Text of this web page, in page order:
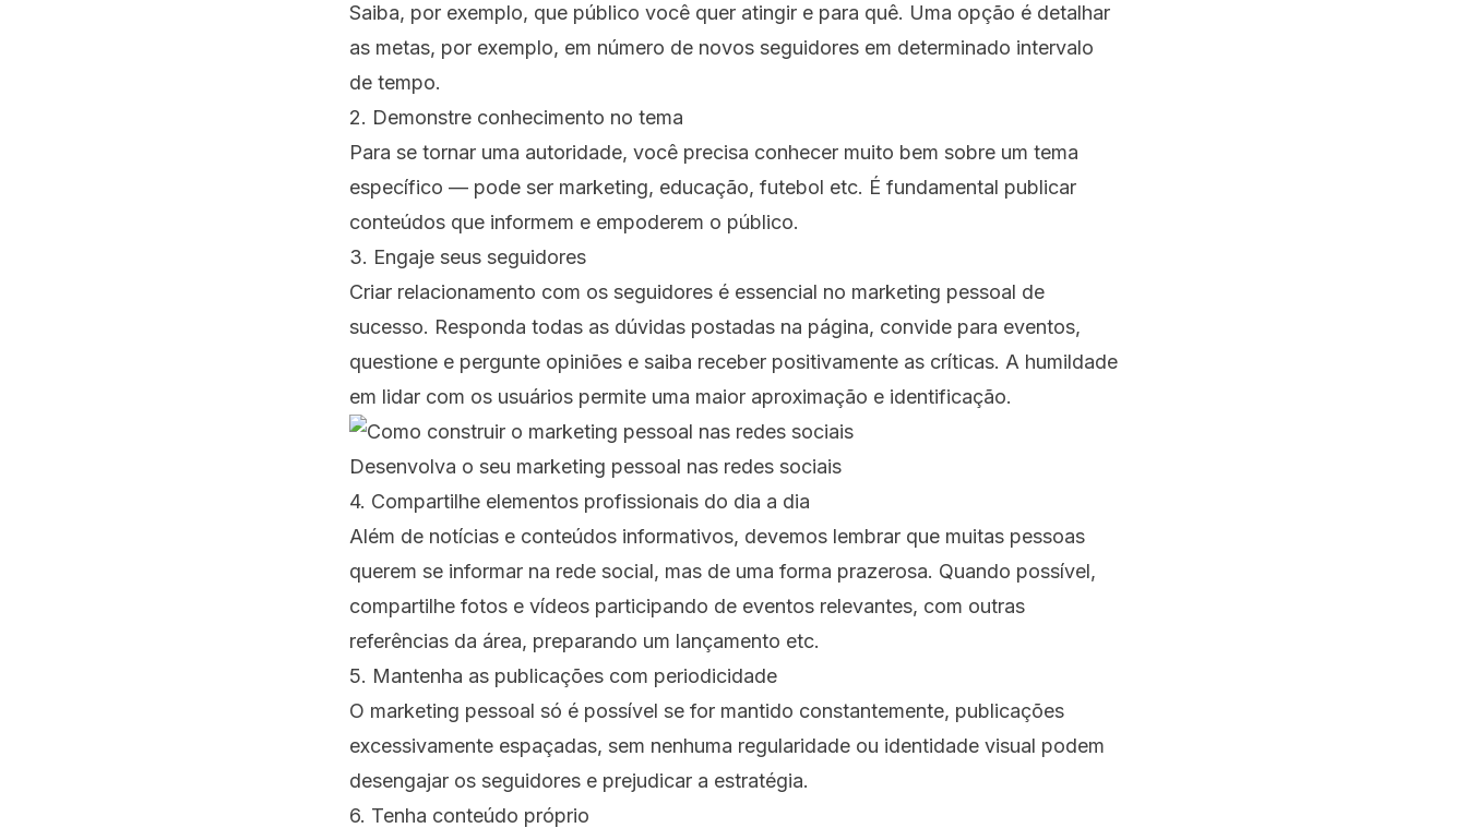
Saiba, por exemplo, que público você quer atingir e para quê. Uma opção é detalhar
as metas, por exemplo, em número de novos seguidores em determinado intervalo
de tempo.
2. Demonstre conhecimento no tema
Para se tornar uma autoridade, você precisa conhecer muito bem sobre um tema
específico — pode ser marketing, educação, futebol etc. É fundamental publicar
conteúdos que informem e empoderem o público.
3. Engaje seus seguidores
Criar relacionamento com os seguidores é essencial no marketing pessoal de
sucesso. Responda todas as dúvidas postadas na página, convide para eventos,
questione e pergunte opiniões e saiba receber positivamente as críticas. A humildade
em lidar com os usuários permite uma maior aproximação e identificação.
Desenvolva o seu marketing pessoal nas redes sociais
4. Compartilhe elementos profissionais do dia a dia
Além de notícias e conteúdos informativos, devemos lembrar que muitas pessoas
querem se informar na rede social, mas de uma forma prazerosa. Quando possível,
compartilhe fotos e vídeos participando de eventos relevantes, com outras
referências da área, preparando um lançamento etc.
5. Mantenha as publicações com periodicidade
O marketing pessoal só é possível se for mantido constantemente, publicações
excessivamente espaçadas, sem nenhuma regularidade ou identidade visual podem
desengajar os seguidores e prejudicar a estratégia.
6. Tenha conteúdo próprio